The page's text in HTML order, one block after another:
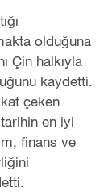
olduğuna
Çin halkıyla
kaydetti.
çeken
en iyi
finans ve